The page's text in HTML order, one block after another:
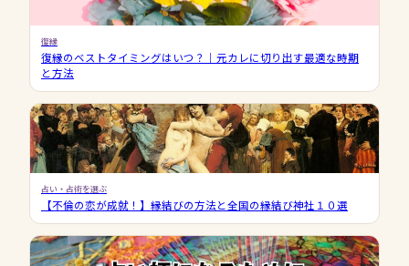
復縁
復縁のベストタイミングはいつ？｜元カレに切り出す最適な時期
と方法
占い・占術を選ぶ
【不倫の恋が成就！】縁結びの方法と全国の縁結び神社１０選